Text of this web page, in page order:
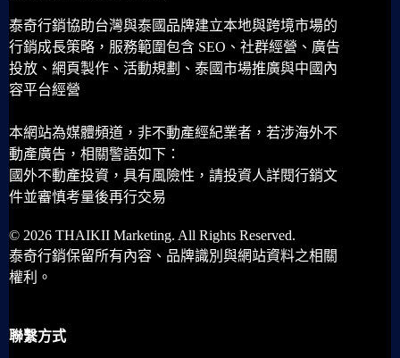
泰奇行銷協助台灣與泰國品牌建立本地與跨境市場的
行銷成長策略，服務範圍包含 SEO、社群經營、廣告
投放、網頁製作、活動規劃、泰國市場推廣與中國內
容平台經營
本網站為媒體頻道，非不動產經紀業者，若涉海外不
動產廣告，相關警語如下：
國外不動產投資，具有風險性，請投資人詳閱行銷文
件並審慎考量後再行交易
© 2026 THAIKII Marketing. All Rights Reserved.
泰奇行銷保留所有內容、品牌識別與網站資料之相關
權利。
聯繫方式